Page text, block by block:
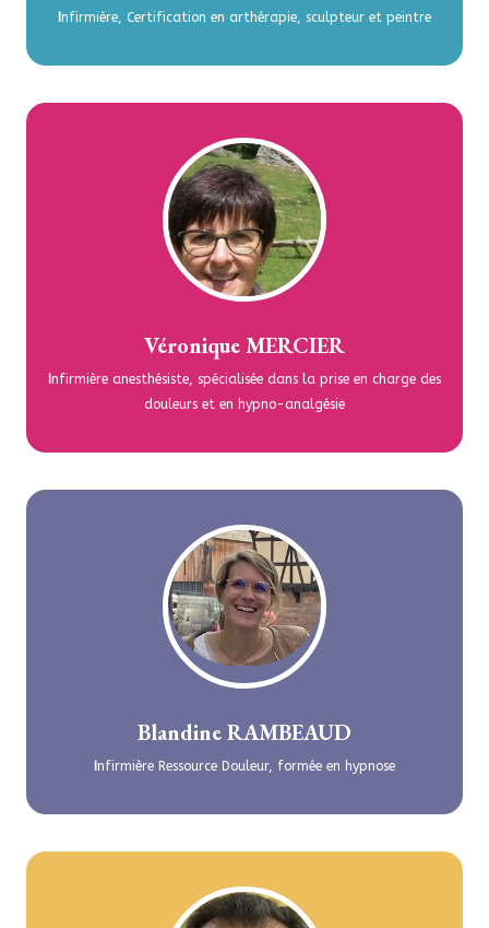
nfirmière, Certification en arthérapie, sculpteur et peintre
Véronique MERCIER
nfirmière anesthésiste, spécialisée dans la prise en charge des
douleurs et en hypno-analgésie
Blandine RAMBEAUD
nfirmière Ressource Douleur, formée en hypnose